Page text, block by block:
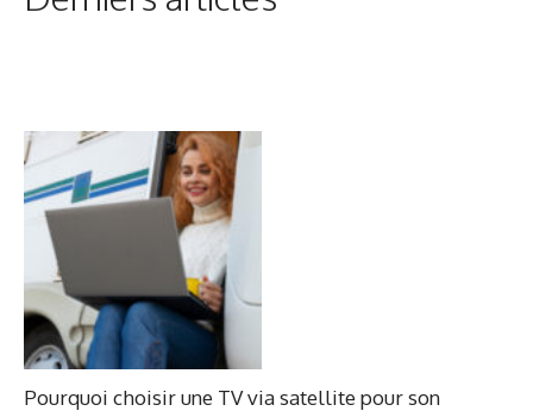
Pourquoi choisir une TV via satellite pour son